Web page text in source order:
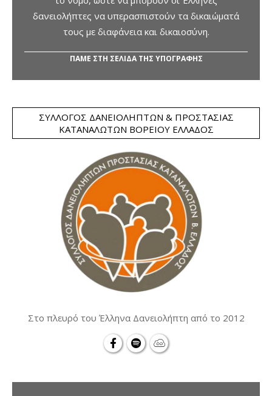
δανειολήπτες να υπερασπιστούν τα δικαιώματά
τους με διαφάνεια και δικαιοσύνη.
ΠΑΜΕ ΣΤΗ ΣΕΛΙΔΑ ΤΗΣ ΥΠΟΓΡΑΦΗΣ
ΣΎΛΛΟΓΟΣ ΔΑΝΕΙΟΛΗΠΤΏΝ & ΠΡΟΣΤΑΣΊΑΣ
ΚΑΤΑΝΑΛΩΤΏΝ ΒΟΡΕΊΟΥ ΕΛΛΆΔΟΣ
Στο πλευρό του Έλληνα Δανειολήπτη από το 2012